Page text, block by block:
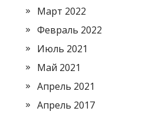
Март 2022
Февраль 2022
Июль 2021
Май 2021
Апрель 2021
Апрель 2017